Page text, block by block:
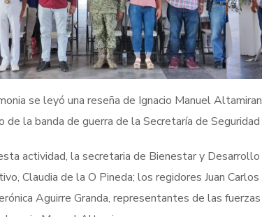
se leyó una reseña de Ignacio Manuel
de la banda de guerra de la Secretaría de
actividad, la secretaria de Bienestar y
Claudia de la O Pineda; los regidores Juan
Aguirre Granda, representantes de las